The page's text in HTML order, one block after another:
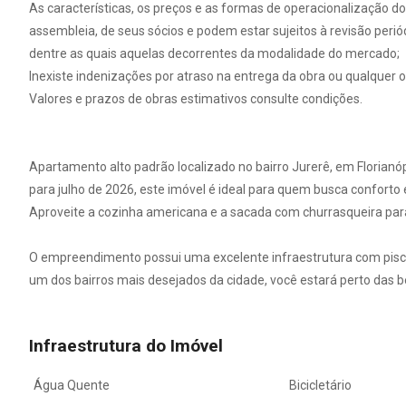
As características, os preços e as formas de operacionalização
assembleia, de seus sócios e podem estar sujeitos à revisão
dentre as quais aquelas decorrentes da modalidade do mercado;
Inexiste indenizações por atraso na entrega da obra ou qualquer
Valores e prazos de obras estimativos consulte condições.
Apartamento alto padrão localizado no bairro Jurerê, em
para julho de 2026, este imóvel é ideal para quem busca conforto
Aproveite a cozinha americana e a sacada com churrasqueira
O empreendimento possui uma excelente infraestrutura com
um dos bairros mais desejados da cidade, você estará perto das
Infraestrutura do Imóvel
Água Quente
Bicicletário